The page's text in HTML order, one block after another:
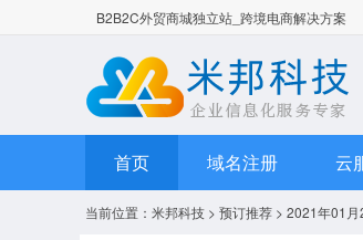
B2B2C外贸商城独立站_跨境电商解决方案
首页 域名注册 云
当前位置： 米邦科技 > 预订推荐 > 2021年01